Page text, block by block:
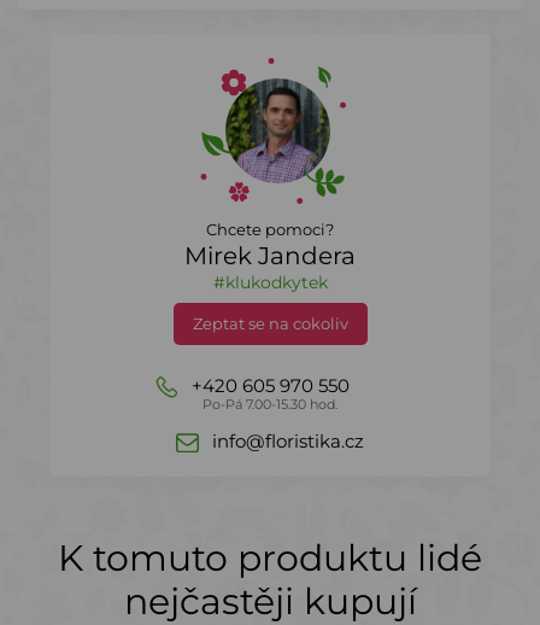
Chcete pomoci?
Mirek Jandera
#klukodkytek
Zeptat se na cokoliv
+420 605 970 550
Po-Pá 7.00-15.30 hod.
info@floristika.cz
K tomuto produktu lidé
nejčastěji kupují